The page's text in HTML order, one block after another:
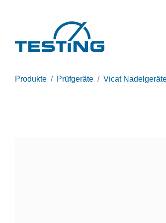
Produkte Prüfgeräte Vicat